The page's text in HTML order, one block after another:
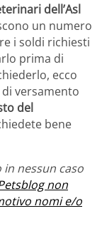
dell’Asl
un numero
i soldi richiesti
prima di
ecco
versamento
del
bene
nessun caso
non
nomi e/o